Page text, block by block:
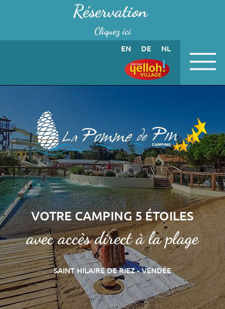
Panneau de gestion des cookiesRéservation
Cliquez ici
EN DE NL
VOTRE CAMPING 5 ÉTOILES
avec accès direct à la plage
SAINT HILAIRE DE RIEZ - VENDÉE